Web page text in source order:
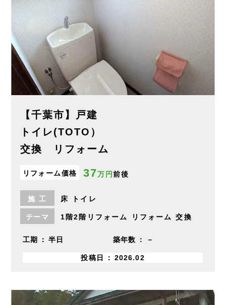
【千葉市】戸建
トイレ(TOTO）
交換 リフォーム
リフォーム価格 37万円前後
施工 床 トイレ
テーマ 1階2階リフォーム リフォーム 交換
工期 半日 築年数 －
投稿日 2026.02